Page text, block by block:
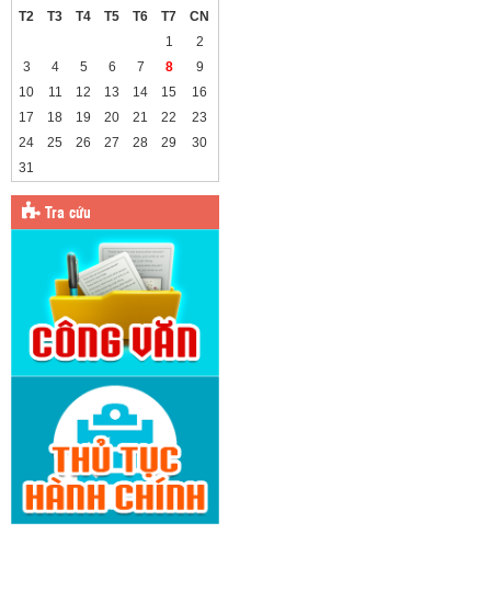
T2
T3 T4 T5 T6 T7
CN
1
2
3
4 5 6 7 8
9
10
11 12 13 14 15
16
17
18 19 20 21 22
23
24
25 26 27 28 29
30
31
Tra cứu